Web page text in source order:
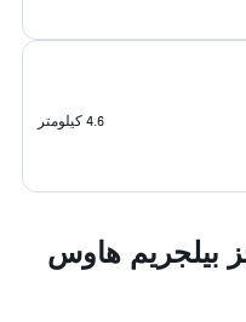
4.6 كيلومتر
بيلجريم هاوس